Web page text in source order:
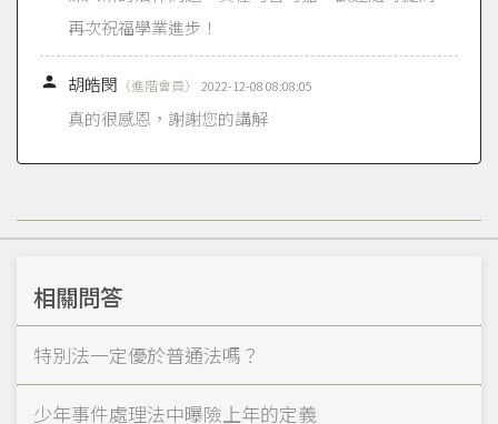
再次祝福學業進步！
 胡皓閔 （進階會員） 2022-12-08 08:08:05
真的很感恩，謝謝您的講解
相關問答
特別法一定優於普通法嗎？
少年事件處理法中曝險上年的定義